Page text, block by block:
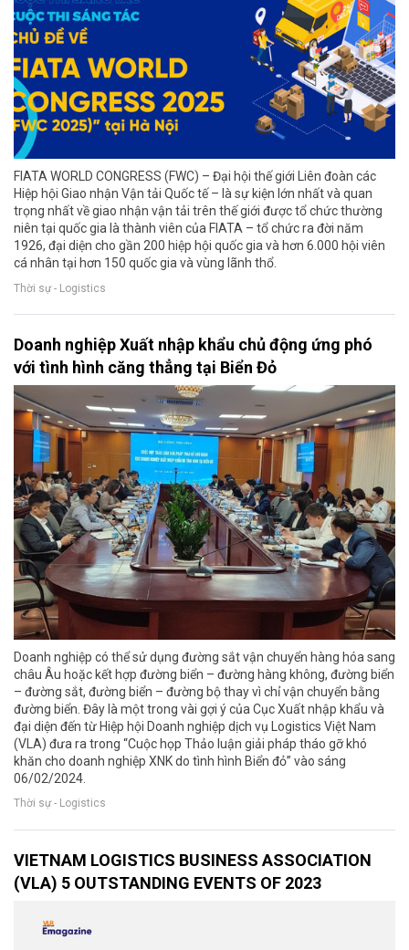
FIATA WORLD CONGRESS (FWC) – Đại hội thế giới Liên đoàn các
Hiệp hội Giao nhận Vận tải Quốc tế – là sự kiện lớn nhất và quan
trọng nhất về giao nhận vận tải trên thế giới được tổ chức thường
niên tại quốc gia là thành viên của FIATA – tổ chức ra đời năm
1926, đại diện cho gần 200 hiệp hội quốc gia và hơn 6.000 hội viên
cá nhân tại hơn 150 quốc gia và vùng lãnh thổ.
Thời sự - Logistics
Doanh nghiệp Xuất nhập khẩu chủ động ứng phó
với tình hình căng thẳng tại Biển Đỏ
Doanh nghiệp có thể sử dụng đường sắt vận chuyển hàng hóa sang
châu Âu hoặc kết hợp đường biển – đường hàng không, đường biển
– đường sắt, đường biển – đường bộ thay vì chỉ vận chuyển bằng
đường biển. Đây là một trong vài gợi ý của Cục Xuất nhập khẩu và
đại diện đến từ Hiệp hội Doanh nghiệp dịch vụ Logistics Việt Nam
(VLA) đưa ra trong “Cuộc họp Thảo luận giải pháp tháo gỡ khó
khăn cho doanh nghiệp XNK do tình hình Biển đỏ” vào sáng
06/02/2024.
Thời sự - Logistics
VIETNAM LOGISTICS BUSINESS ASSOCIATION
(VLA) 5 OUTSTANDING EVENTS OF 2023